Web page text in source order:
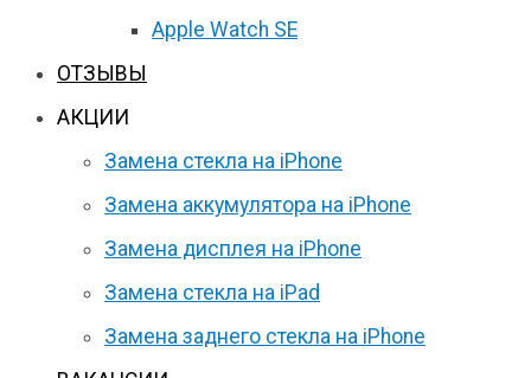
Apple Watch SE
ОТЗЫВЫ
АКЦИИ
Замена стекла на iPhone
Замена аккумулятора на iPhone
Замена дисплея на iPhone
Замена стекла на iPad
Замена заднего стекла на iPhone